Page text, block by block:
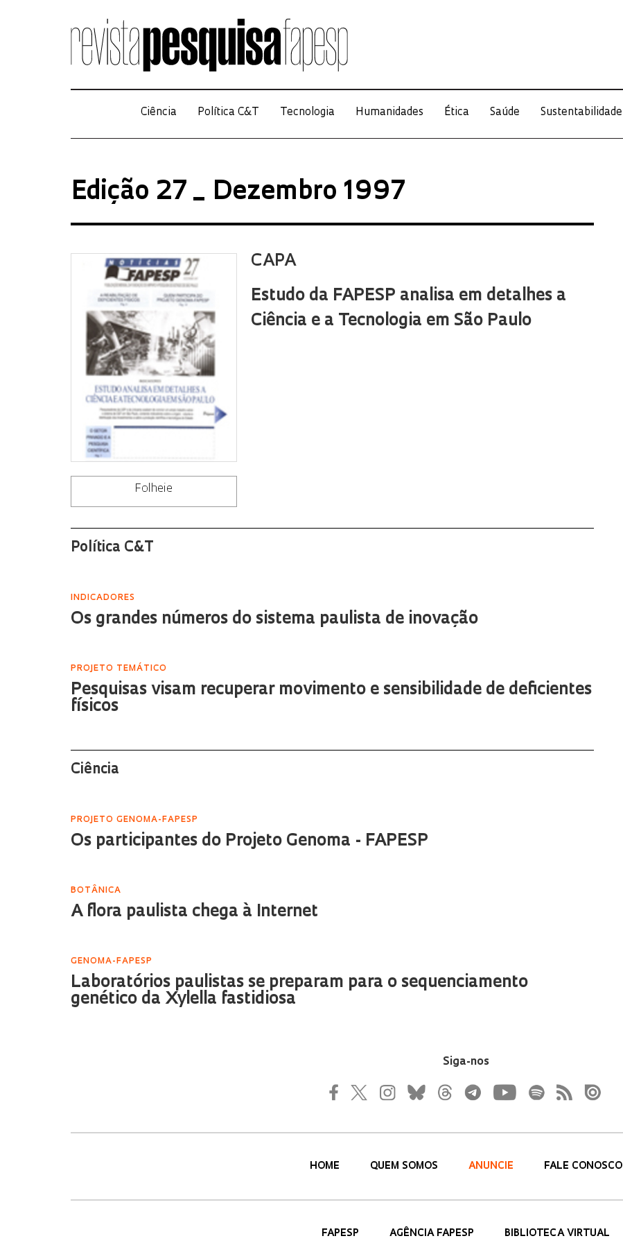
Ciência Política C&T Tecnologia Humanidades Ética Saúde Sustentabilidade
Edição 27 _ Dezembro 1997
Folheie
CAPA
Estudo da FAPESP analisa em detalhes a
Ciência e a Tecnologia em São Paulo
Política C&T
INDICADORES
Os grandes números do sistema paulista de inovação
PROJETO TEMÁTICO
Pesquisas visam recuperar movimento e sensibilidade de deficientes
físicos
Ciência
PROJETO GENOMA-FAPESP
Os participantes do Projeto Genoma - FAPESP
BOTÂNICA
A flora paulista chega à Internet
GENOMA-FAPESP
Laboratórios paulistas se preparam para o sequenciamento
genético da Xylella fastidiosa
Siga-nos
HOME QUEM SOMOS ANUNCIE FALE CONOSCO
FAPESP AGÊNCIA FAPESP BIBLIOTECA VIRTUAL